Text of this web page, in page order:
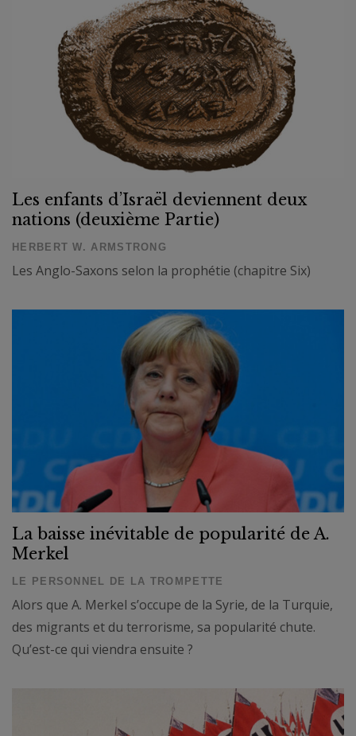
Les enfants d’Israël deviennent deux
nations (deuxième Partie)
HERBERT W. ARMSTRONG
Les Anglo-Saxons selon la prophétie (chapitre Six)
La baisse inévitable de popularité de A.
Merkel
LE PERSONNEL DE LA TROMPETTE
Alors que A. Merkel s’occupe de la Syrie, de la Turquie,
des migrants et du terrorisme, sa popularité chute.
Qu’est-ce qui viendra ensuite ?